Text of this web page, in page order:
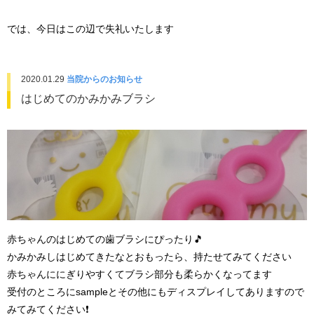
では、今日はこの辺で失礼いたします
2020.01.29 当院からのお知らせ
はじめてのかみかみブラシ
赤ちゃんのはじめての歯ブラシにぴったり🎵
かみかみしはじめてきたなとおもったら、持たせてみてください
赤ちゃんににぎりやすくてブラシ部分も柔らかくなってます
受付のところにsampleとその他にもディスプレイしてありますので
みてみてください❗️